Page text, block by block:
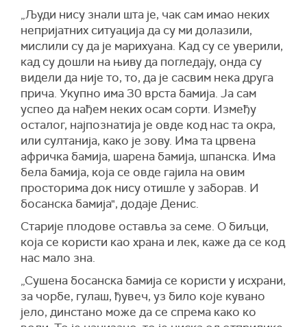
„Људи нису знали шта је, чак сам имао неких
непријатних ситуација да су ми долазили,
мислили су да је марихуана. Kад су се уверили,
кад су дошли на њиву да погледају, онда су
видели да није то, то, да је сасвим нека друга
прича. Укупно има 30 врста бамија. Ја сам
успео да нађем неких осам сорти. Између
осталог, најпознатија је овде код нас та окра,
или султанија, како је зову. Има та црвена
афричка бамија, шарена бамија, шпанска. Има
бела бамија, која се овде гајила на овим
просторима док нису отишле у заборав. И
босанска бамија", додаје Денис.
Старије плодове оставља за семе. О биљци,
која се користи као храна и лек, каже да се код
нас мало зна.
„Сушена босанска бамија се користи у исхрани,
за чорбе, гулаш, ђувеч, уз било које кувано
јело, динстано може да се спрема како ко